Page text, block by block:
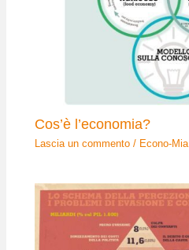
Cos’è l’economia?
Lascia un commento / Econo-Mia